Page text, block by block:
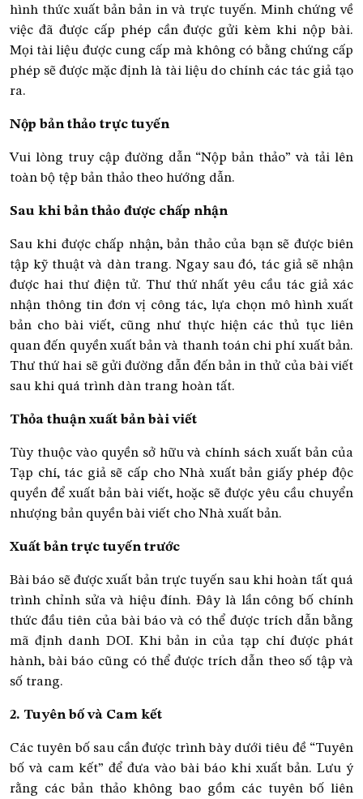
hình thức xuất bản bản in và trực tuyến. Minh chứng về
việc đã được cấp phép cần được gửi kèm khi nộp bài.
Mọi tài liệu được cung cấp mà không có bằng chứng cấp
phép sẽ được mặc định là tài liệu do chính các tác giả tạo
ra.
Nộp bản thảo trực tuyến
Vui lòng truy cập đường dẫn “Nộp bản thảo” và tải lên
toàn bộ tệp bản thảo theo hướng dẫn.
Sau khi bản thảo được chấp nhận
Sau khi được chấp nhận, bản thảo của bạn sẽ được biên
tập kỹ thuật và dàn trang. Ngay sau đó, tác giả sẽ nhận
được hai thư điện tử. Thư thứ nhất yêu cầu tác giả xác
nhận thông tin đơn vị công tác, lựa chọn mô hình xuất
bản cho bài viết, cũng như thực hiện các thủ tục liên
quan đến quyền xuất bản và thanh toán chi phí xuất bản.
Thư thứ hai sẽ gửi đường dẫn đến bản in thử của bài viết
sau khi quá trình dàn trang hoàn tất.
Thỏa thuận xuất bản bài viết
Tùy thuộc vào quyền sở hữu và chính sách xuất bản của
Tạp chí, tác giả sẽ cấp cho Nhà xuất bản giấy phép độc
quyền để xuất bản bài viết, hoặc sẽ được yêu cầu chuyển
nhượng bản quyền bài viết cho Nhà xuất bản.
Xuất bản trực tuyến trước
Bài báo sẽ được xuất bản trực tuyến sau khi hoàn tất quá
trình chỉnh sửa và hiệu đính. Đây là lần công bố chính
thức đầu tiên của bài báo và có thể được trích dẫn bằng
mã định danh DOI. Khi bản in của tạp chí được phát
hành, bài báo cũng có thể được trích dẫn theo số tập và
số trang.
2. Tuyên bố và Cam kết
Các tuyên bố sau cần được trình bày dưới tiêu đề “Tuyên
bố và cam kết” để đưa vào bài báo khi xuất bản. Lưu ý
rằng các bản thảo không bao gồm các tuyên bố liên